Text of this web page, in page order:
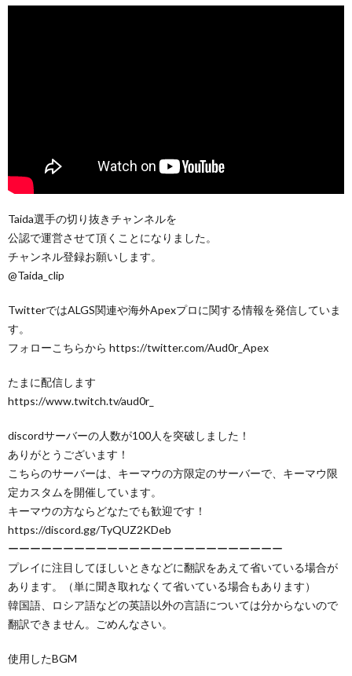
Taida選手の切り抜きチャンネルを
公認で運営させて頂くことになりました。
チャンネル登録お願いします。
@Taida_clip
TwitterではALGS関連や海外Apexプロに関する情報を発信していま
す。
フォローこちらから https://twitter.com/Aud0r_Apex
たまに配信します
https://www.twitch.tv/aud0r_
discordサーバーの人数が100人を突破しました！
ありがとうございます！
こちらのサーバーは、キーマウの方限定のサーバーで、キーマウ限
定カスタムを開催しています。
キーマウの方ならどなたでも歓迎です！
https://discord.gg/TyQUZ2KDeb
ーーーーーーーーーーーーーーーーーーーーーーーーー
プレイに注目してほしいときなどに翻訳をあえて省いている場合が
あります。（単に聞き取れなくて省いている場合もあります）
韓国語、ロシア語などの英語以外の言語については分からないので
翻訳できません。ごめんなさい。
使用したBGM